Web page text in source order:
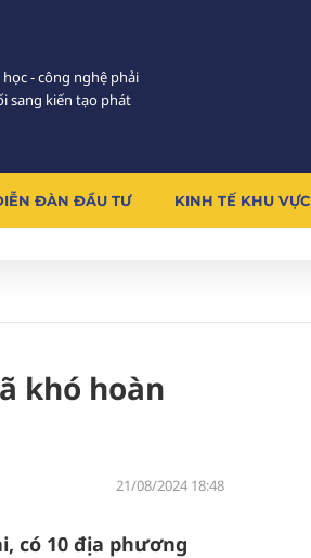
- công nghệ phải
sang kiến tạo phát
ĐÀN ĐẦU TƯ KINH TẾ KHU VỰC
khó hoàn
21/08/2024 18:48
có 10 địa phương